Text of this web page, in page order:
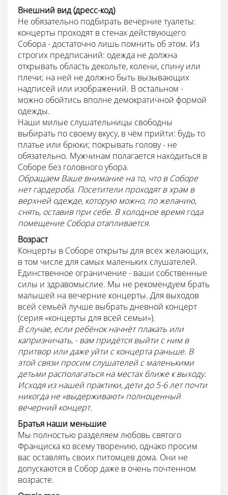
Внешний вид (дресс-код)
Не обязательно подбирать вечерние туалеты:
концерты проходят в стенах действующего
Собора - достаточно лишь помнить об этом. Из
строгих предписаний: одежда не должна
открывать область декольте, колени, спину или
плечи; на ней не должно быть вызывающих
надписей или изображений. В остальном -
можно обойтись вполне демократичной формой
одежды.
Наши милые слушательницы свободны
выбирать по своему вкусу, в чём прийти: будь то
платье или брюки; покрывать голову - не
обязательно. Мужчинам полагается находиться в
Соборе без головного убора.
Обращаем Ваше внимание на то, что в Соборе
нет гардероба. Посетители проходят в храм в
верхней одежде, которую можно, по желанию,
снять, оставив при себе. В холодное время года
помещение Собора отапливается.
Возраст
Концерты в Соборе открыты для всех желающих,
в том числе для самых маленьких слушателей.
Единственное ограничение - ваши собственные
силы и здравомыслие. Мы не рекомендуем брать
малышей на вечерние концерты. Для выходов
всей семьёй лучше выбрать дневной концерт
(серия «концерты для всей семьи»).
В случае, если ребёнок начнёт плакать или
капризничать, - вам придётся выйти с ним в
притвор или даже уйти с концерта раньше. В
этой связи просим слушателей с маленькими
детьми располагаться на местах ближе к выходу.
Исходя из нашей практики, дети до 5-6 лет почти
никогда не «выдерживают» полноценный
вечерний концерт.
Братья наши меньшие
Мы полностью разделяем любовь святого
Франциска ко всему творению, однако просим
вас оставлять своих питомцев дома. Они не
допускаются в Собор даже в очень почтенном
возрасте.